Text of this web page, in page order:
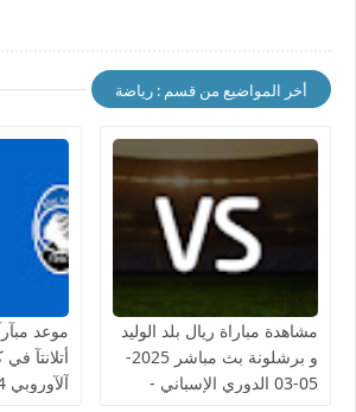
أخر المواضيع من قسم : رياضة
مشاهدة مباراة ريال بلد الوليد
و برشلونة بث مباشر 2025-
05-03 الدوري الإسباني -
موعد
أتلانتآ
آلآوروبي 2024